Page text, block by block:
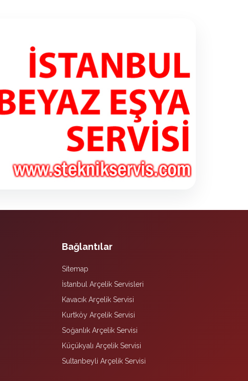
Bağlantılar
Sitemap
İstanbul Arçelik Servisleri
Kavacık Arçelik Servisi
Kurtköy Arçelik Servisi
Soğanlık Arçelik Servisi
Küçükyalı Arçelik Servisi
Sultanbeyli Arçelik Servisi